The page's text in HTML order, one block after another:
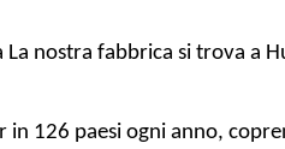
nostra fabbrica si trova a
in 126 paesi ogni anno,